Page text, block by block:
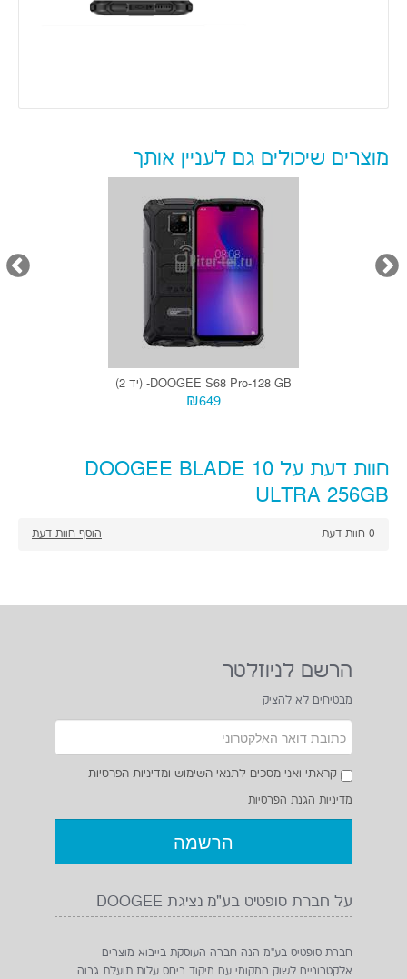
מוצרים שיכולים גם לעניין אותך
DOOGEE S68 Pro-128 GB- (יד 2)
₪649
חוות דעת על DOOGEE BLADE 10
ULTRA 256GB
0 חוות דעת הוסף חוות דעת
הרשם לניוזלטר
מבטיחים לא להציק
קראתי ואני מסכים לתנאי השימוש ומדיניות הפרטיות
מדיניות הגנת הפרטיות
על חברת סופטיט בע"מ נציגת DOOGEE
חברת סופטיט בע"מ הנה חברה העוסקת בייבוא מוצרים
אלקטרוניים לשוק המקומי עם מיקוד ביחס עלות תועלת גבוה